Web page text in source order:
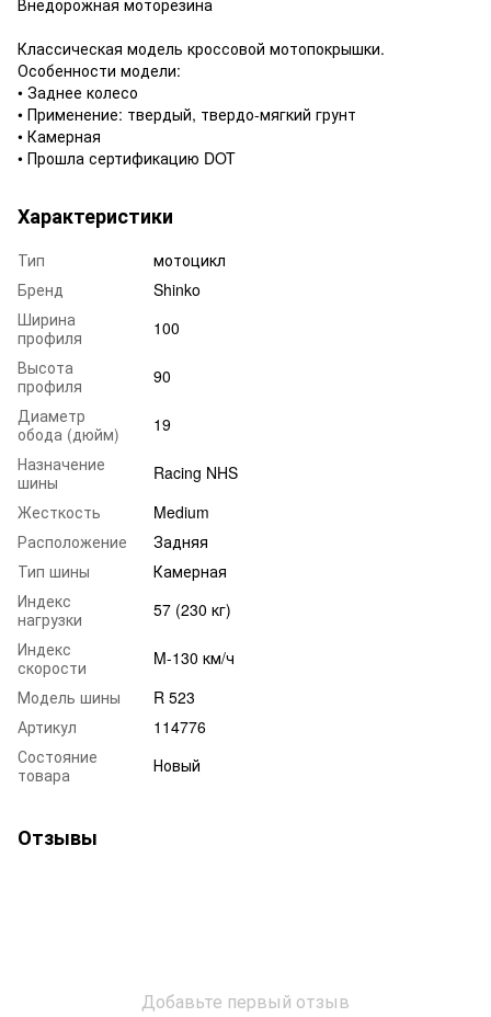
Классическая модель кроссовой мотопокрышки.
Особенности модели:
• Заднее колесо
• Применение: твердый, твердо-мягкий грунт
• Камерная
• Прошла сертификацию DOT
Характеристики
Тип
мотоцикл
Бренд
Shinko
Ширина
профиля
100
Высота
профиля
90
Диаметр
обода (дюйм)
19
Назначение
шины
Racing NHS
Жесткость
Medium
Расположение
Задняя
Тип шины
Камерная
Индекс
нагрузки
57 (230 кг)
Индекс
скорости
M-130 км/ч
Модель шины
R 523
Артикул
114776
Состояние
товара
Новый
Отзывы
Добавьте первый отзыв